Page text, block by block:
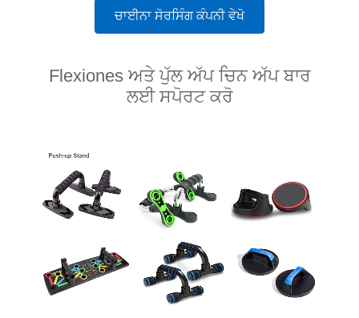
ਚਾਈਨਾ ਸੋਰਸਿੰਗ ਕੰਪਨੀ ਵੇਖੋ
Flexiones ਅਤੇ ਪੁੱਲ ਅੱਪ ਚਿਨ ਅੱਪ ਬਾਰ
ਲਈ ਸਪੋਰਟ ਕਰੋ